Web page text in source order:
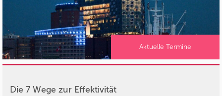
Aktuelle Termine
Die 7 Wege zur Effektivität